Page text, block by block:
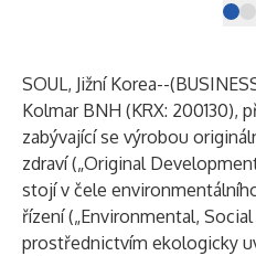
SOUL, Jižní Korea--(
Kolmar BNH (KRX: 200130),
zabývající se výrobou
zdraví („Original
stojí v čele
řízení („Environmental, Social
prostřednictvím ekologicky